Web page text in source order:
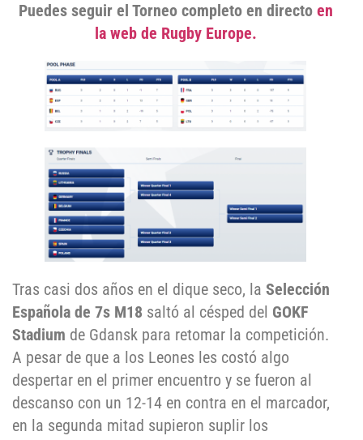
Puedes seguir el Torneo completo en directoen
la web de Rugby Europe.
Tras casi dos años en el dique seco, la Selección
Española de 7s M18 saltó al césped del GOKF
Stadium de Gdansk para retomar la competición.
A pesar de que a los Leones les costó algo
despertar en el primer encuentro y se fueron al
descanso con un 12-14 en contra en el marcador,
en la segunda mitad supieron suplir los